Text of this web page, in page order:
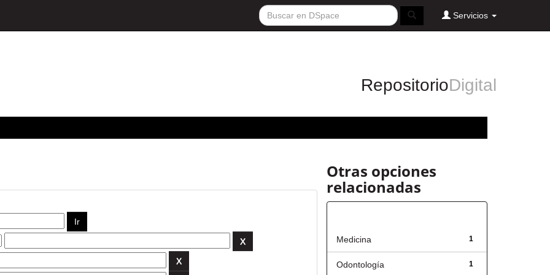
Servicios
RepositorioDigital
Otras opciones
relacionadas
1
Medicina
1
Odontología